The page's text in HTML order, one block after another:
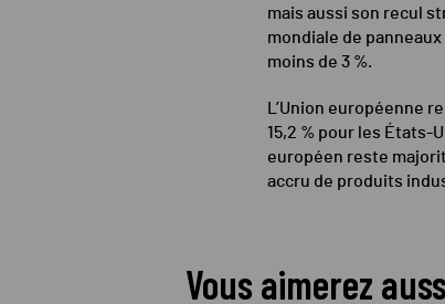
mais aussi son recul
mondiale de panneaux
moins de 3 %.
L’Union européenne
15,2 % pour les États-
européen reste
accru de produits
Vous aimerez